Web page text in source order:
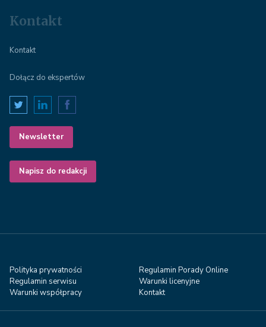
Kontakt
Kontakt
Dołącz do ekspertów
Newsletter
Napisz do redakcji
Polityka prywatności
Regulamin Porady Online
Regulamin serwisu
Warunki licenyjne
Warunki współpracy
Kontakt